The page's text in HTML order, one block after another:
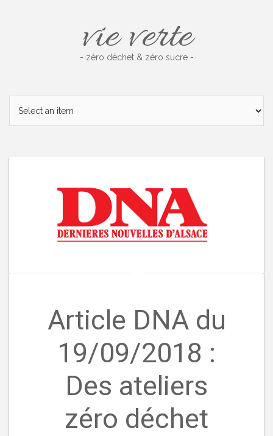
vie verte
- zéro déchet & zéro sucre -
Article DNA du
19/09/2018 :
Des ateliers
zéro déchet